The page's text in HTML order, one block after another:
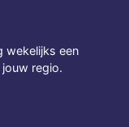
wekelijks een
regio.